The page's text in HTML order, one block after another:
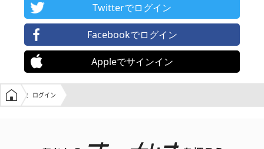
Twitterでログイン
Facebookでログイン
Appleでサインイン
学生の窓口トップ
ログイン